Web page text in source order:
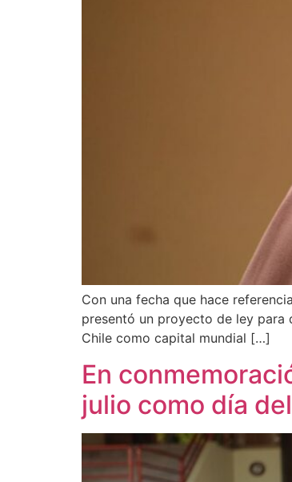
Con una fecha que hace
presentó un proyecto de ley
Chile como capital mundial […]
En
julio como día